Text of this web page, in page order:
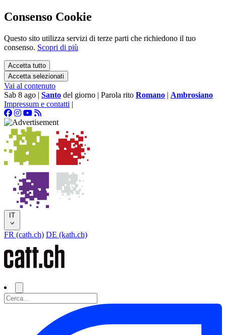
Consenso Cookie
Questo sito utilizza servizi di terze parti che richiedono il tuo
consenso. Scopri di più
Accetta tutto
Accetta selezionati
Vai al contenuto
Sab 8 ago | Santo del giorno | Parola rito Romano | Ambrosiano
Impressum e contatti |
IT
FR (cath.ch) DE (kath.ch)